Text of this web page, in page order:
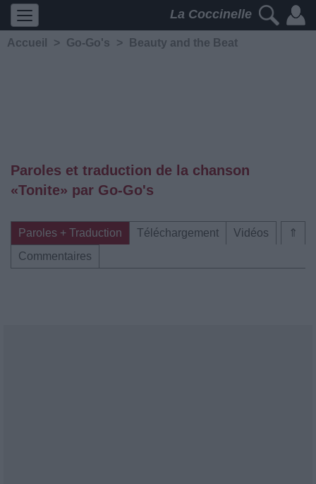
La Coccinelle
Accueil > Go-Go's > Beauty and the Beat
Paroles et traduction de la chanson
«Tonite» par Go-Go's
⇑
Paroles + Traduction Téléchargement
Vidéos
Commentaires